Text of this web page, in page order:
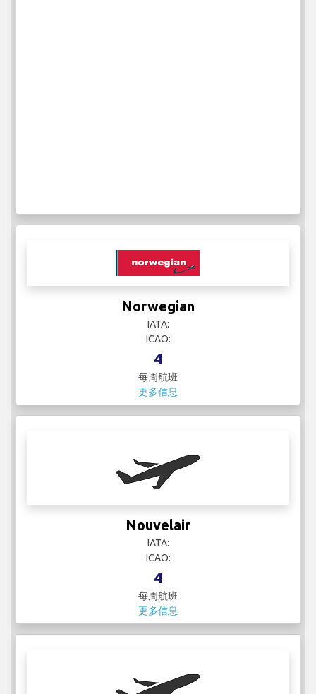
Norwegian
IATA:
ICAO:
4
每周航班
更多信息
Nouvelair
IATA:
ICAO:
4
每周航班
更多信息